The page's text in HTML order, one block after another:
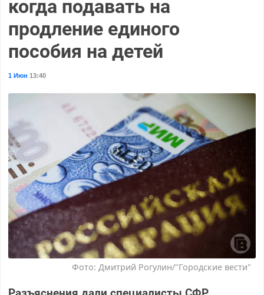
когда подавать на
продление единого
пособия на детей
1 Июн 13:40
Фото: Дмитрий Рогулин/"Городские вести"